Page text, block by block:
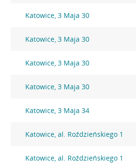
Katowice, 3 Maja 30
Katowice, 3 Maja 30
Katowice, 3 Maja 30
Katowice, 3 Maja 30
Katowice, 3 Maja 34
Katowice, al. Roździeńskiego 1
Katowice, al. Roździeńskiego 1